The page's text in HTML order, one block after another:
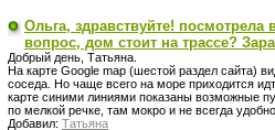
Ольга, здравствуйте!
вопрос, дом стоит на трассе?
Добрый день, Татьяна.
На карте Google map (шестой раздел сайта)
соседа. Но чаще всего на море приходится
карте синими линиями показаны возможные
по мелкой речке, там мокро и не всегда
Добавил: Татьяна